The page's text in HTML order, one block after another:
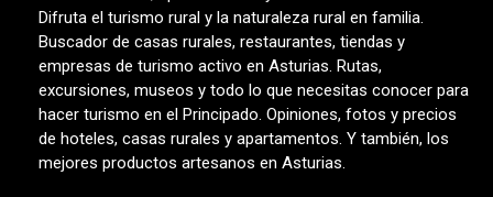
Difruta el turismo rural y la naturaleza rural en familia.
Buscador de casas rurales, restaurantes, tiendas y
empresas de turismo activo en Asturias. Rutas,
excursiones, museos y todo lo que necesitas conocer para
hacer turismo en el Principado. Opiniones, fotos y precios
de hoteles, casas rurales y apartamentos. Y también, los
mejores productos artesanos en Asturias.